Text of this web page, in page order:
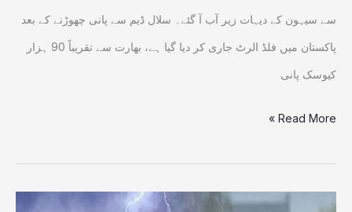
سے سیہون کے دیہات زیر آب آ گئے۔ سلال ڈیم سے پانی چھوڑنے کے بعد
پاکستان میں فلڈ الرٹ جاری کر دیا گیا ہے، بھارت سے تقریباً 90 ہزار
کیوسک پانی
Read More »
ملک